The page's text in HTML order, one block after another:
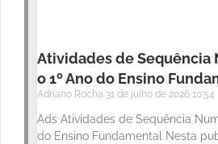
Atividades de Sequência
o 1º Ano do Ensino
Adriano Rocha 31 de julho de 2026 10:54
Ads Atividades de Sequência
do Ensino Fundamental Nesta